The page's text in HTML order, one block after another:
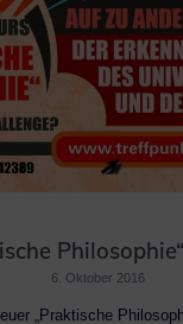
6. Oktober 2016
„Praktische